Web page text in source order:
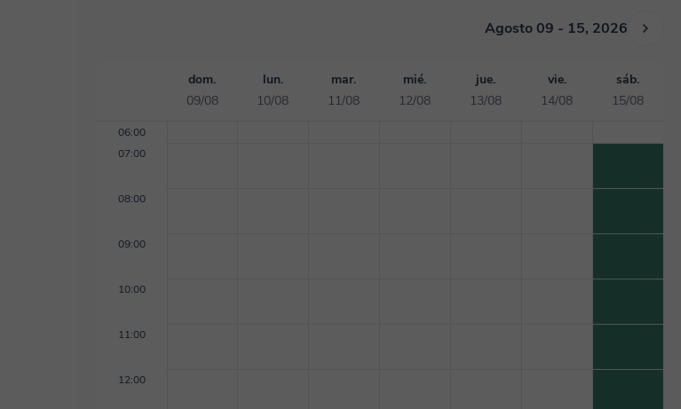
Agosto 09 - 15, 2026
dom.
09/08
lun.
10/08
mar.
11/08
mié.
12/08
jue.
13/08
vie.
14/08
sáb.
15/08
06:00
07:00
08:00
09:00
10:00
11:00
12:00